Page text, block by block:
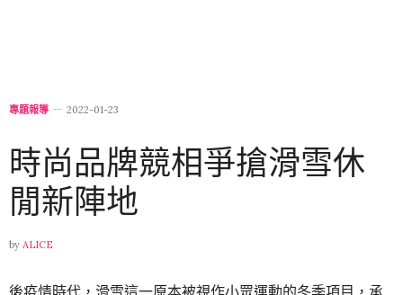
專題報導 2022-01-23
時尚品牌競相爭搶滑雪休
閒新陣地
by ALICE
後疫情時代，滑雪這一原本被視作小眾運動的冬季項目，承